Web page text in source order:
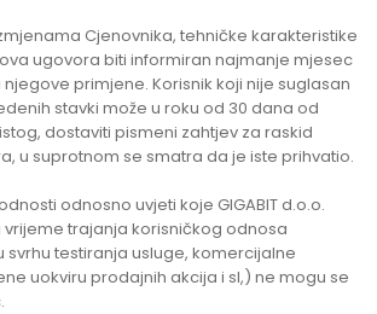
Cjenovnika, tehničke karakteristike
ugovora biti informiran najmanje mjesec
primjene. Korisnik koji nije suglasan
stavki može u roku od 30 dana od
dostaviti pismeni zahtjev za raskid
u suprotnom se smatra da je iste prihvatio.
odnosno uvjeti koje GIGABIT d.o.o.
trajanja korisničkog odnosa
svrhu testiranja usluge, komercijalne
uokviru prodajnih akcija i sl,) ne mogu se